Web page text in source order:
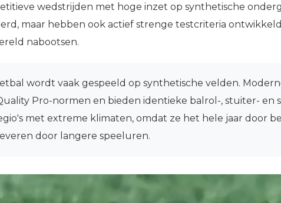
wedstrijden met hoge inzet op synthetische
maar hebben ook actief strenge testcriteria
nabootsen.
wordt vaak gespeeld op synthetische velden.
Pro-normen en bieden identieke balrol-, stuiter- en
met extreme klimaten, omdat ze het hele jaar door
door langere speeluren.